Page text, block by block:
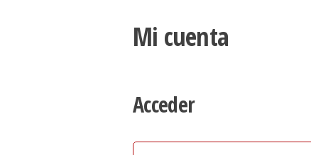
Mi cuenta
Acceder